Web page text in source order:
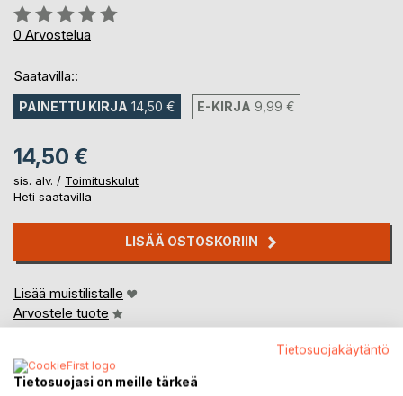
Arvostelu::
0%
0 Arvostelua
Saatavilla::
PAINETTU KIRJA 14,50 € E-KIRJA 9,99 €
14,50 €
sis. alv. / Toimituskulut
Heti saatavilla
LISÄÄ OSTOSKORIIN
Lisää muistilistalle
Arvostele tuote
Tietosuojakäytäntö
Tietosuojasi on meille tärkeä